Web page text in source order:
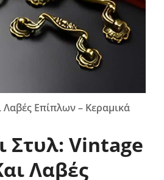
Επίπλων – Κεραμικά
Στυλ: Vintage
Λαβές